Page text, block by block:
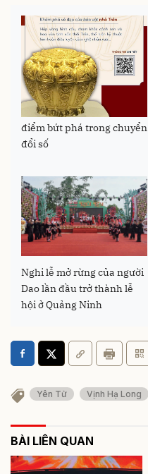
Quảng Ninh chọn di sản là
điểm bứt phá trong chuyển
đổi số
Nghi lễ mở rừng của người
Dao lần đầu trở thành lễ
hội ở Quảng Ninh
Yên Tử Vịnh Hạ Long
BÀI LIÊN QUAN